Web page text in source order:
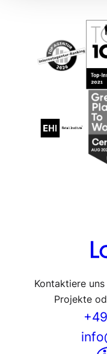
Kontaktiere
Projekte